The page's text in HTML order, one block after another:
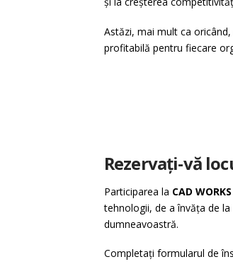
Astăzi, mai mult ca
profitabilă pentru fiecare
Rezervați-vă
Participarea la CAD
tehnologii, de a învăța de
dumneavoastră.
Completați formularul de